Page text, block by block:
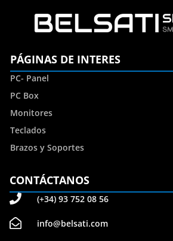
PÁGINAS DE INTERES
PC- Panel
PC Box
Monitores
Teclados
Brazos y Soportes
CONTÁCTANOS
(+34) 93 752 08 56
info@belsati.com